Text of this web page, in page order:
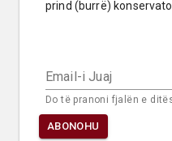
prind (burrë)
Email-i Juaj
Do të pranoni fjalën e
ABONOHU